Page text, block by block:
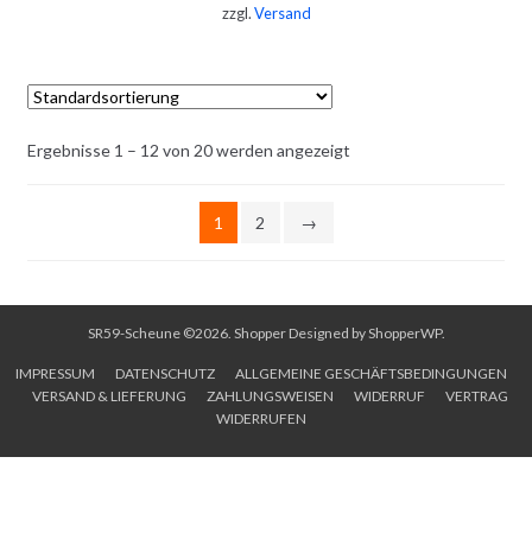
zzgl.Versand
Ergebnisse 1 – 12 von 20 werden angezeigt
1 2 →
SR59-Scheune ©2026. ShopperDesigned byShopperWP.
IMPRESSUM DATENSCHUTZ
ALLGEMEINE GESCHÄFTSBEDINGUNGEN
VERSAND & LIEFERUNG
ZAHLUNGSWEISEN WIDERRUF
VERTRAG
WIDERRUFEN